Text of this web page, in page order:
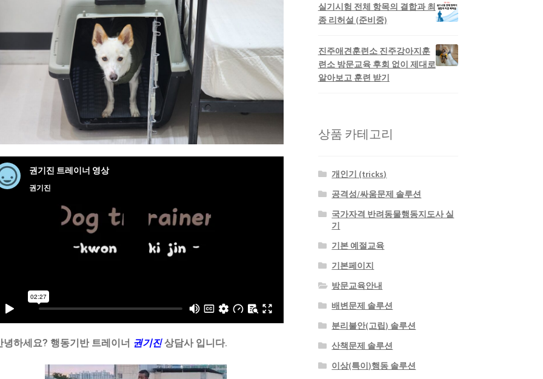
녕하세요? 행동기반 트레이너 권기진 상담사 입니다.
실기시험 전체 항목의 결합과 최
종 리허설 (준비중)
진주애견훈련소 진주강아지훈
련소 방문교육 후회 없이 제대로
알아보고 훈련 받기
상품 카테고리
개인기 (tricks)
공격성/싸움문제 솔루션
국가자격 반려동물행동지도사 실
기
기본 예절교육
기본페이지
방문교육안내
배변문제 솔루션
분리불안(고립) 솔루션
산책문제 솔루션
이상(특이)행동 솔루션